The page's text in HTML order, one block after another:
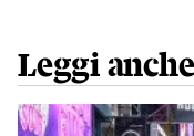
Leggi anche